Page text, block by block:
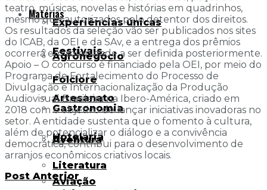
Experiências únicas
Festivais
Folclore
Gastronomia
Hotelaria
Literatura
Matérias
Agronegócio
Artesanato
Aventura
Aviação
teatro, músicas, novelas e histórias em quadrinhos,
mesmo que autorizados pelo detentor dos direitos.
Os resultados da seleção vão ser publicados nos sites
do ICAB, da OEI e da SAv, e a entrega dos prêmios
ocorrerá em solenidade a ser definida posteriormente.
Apoio – O concurso é financiado pela OEI, por meio do
Programa de Fortalecimento do Processo de
Divulgação e Internacionalização da Produção
Audiovisual Brasileira na Ibero-América, criado em
2018 com o objetivo de lançar iniciativas inovadoras no
setor. A entidade sustenta que o fomento à cultura,
além de potencializar o diálogo e a convivência
democrática, contribui para o desenvolvimento de
arranjos econômicos criativos locais.
Post Anterior